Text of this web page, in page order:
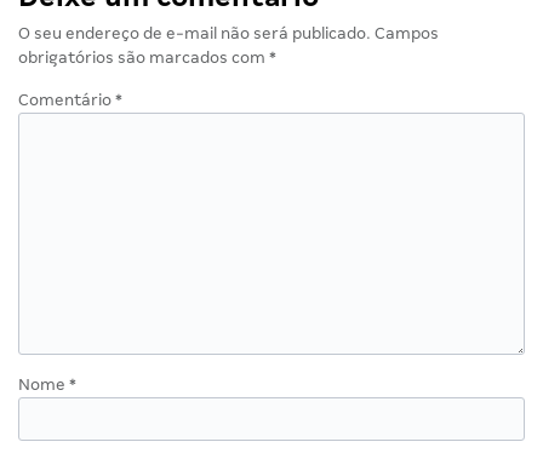
O seu endereço de e-mail não será publicado. Campos
obrigatórios são marcados com *
Comentário *
Nome *